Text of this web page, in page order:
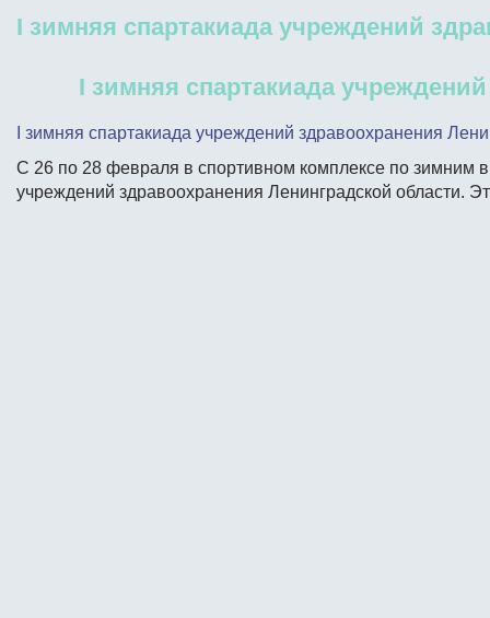
I зимняя спартакиада учреждений
I зимняя спартакиада
I зимняя спартакиада учреждений здравоохранения
С 26 по 28 февраля в спортивном комплексе по зимним
учреждений здравоохранения Ленинградской области.